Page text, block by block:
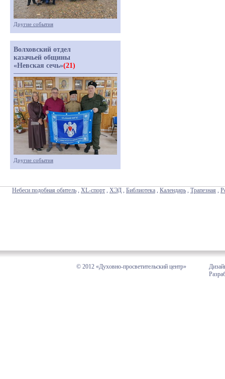
Другие события
Волховский отдел
казачьей общины
«Невская сечь»(21)
Другие события
Небеси подобная обитель , XL-спорт , ХЭД , Библиотека , Календарь , Трапезная ,
© 2012 «Духовно-просветительский центр»